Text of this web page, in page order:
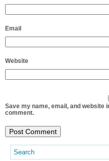
Email
Website
Save my name, email, and website
comment.